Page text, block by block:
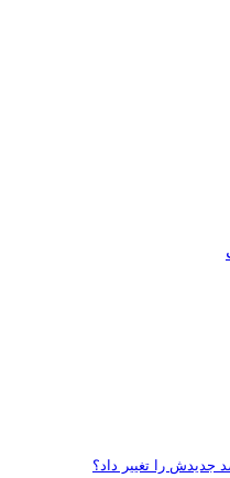
جدیدش را تغییر داد؟